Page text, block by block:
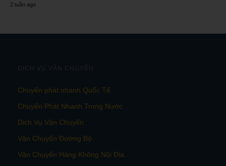
2 tuần ago
DỊCH VỤ VẬN CHUYỂN
Chuyển phát nhanh Quốc Tế
Chuyển Phát Nhanh Trong Nước
Dịch Vụ Vận Chuyển
Vận Chuyển Đường Bộ
Vận Chuyển Hàng Không Nội Địa